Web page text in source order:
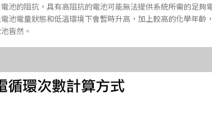
池的阻抗，具有高阻抗的電池可能無法提供系統所需的足夠
池電量狀態和低溫環境下會暫時升高，加上較高的化學年齡
皆然。